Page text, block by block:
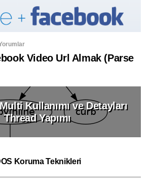
Video Url Almak (Parse
Kullanımı ve Detayları
Thread Yapımı
Koruma Teknikleri